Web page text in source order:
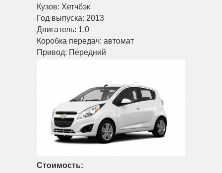
Кузов: Хетчбэк
Год выпуска: 2013
Двигатель: 1,0
Коробка передач: автомат
Привод: Передний
Стоимость: